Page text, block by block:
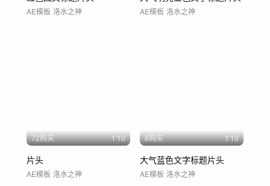
AE模板 洛水之神 AE模板 洛水之神
72购买 1'10
片头
AE模板 洛水之神
8购买 1'10
大气蓝色文字标题片头
AE模板 洛水之神